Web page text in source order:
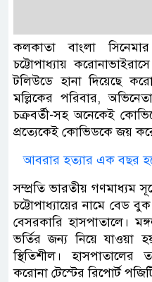
কলকাতা বাংলা
চট্টোপাধ্যায়
টলিউডে হানা দিয়েছে
মল্লিকের পরিবার,
চক্রবর্তী-সহ অনেকেই
প্রত্যেকেই কোভিডকে জয়
আবরার হত্যার এক বছর
সম্প্রতি ভারতীয় গণমাধ্যম
চট্টোপাধ্যায়ের নামে বেড
বেসরকারি হাসপাতালে।
ভর্তির জন্য নিয়ে যাওয়া
স্থিতিশীল।
করোনা টেস্টের রিপোর্ট